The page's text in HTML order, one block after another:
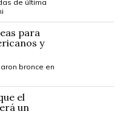
de última
para
y
bronce en
el
un